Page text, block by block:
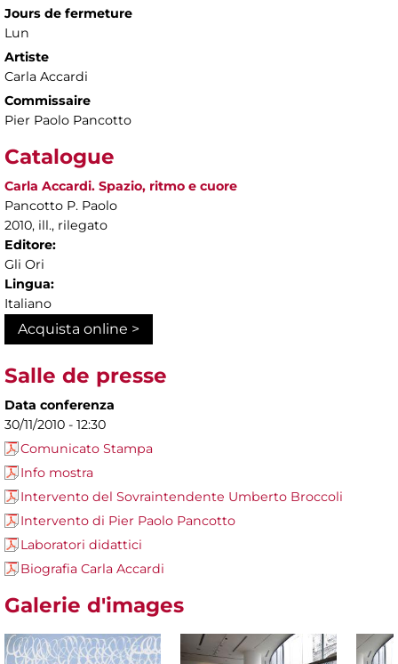
Jours de fermeture
Lun
Artiste
Carla Accardi
Commissaire
Pier Paolo Pancotto
Catalogue
Carla Accardi. Spazio, ritmo e cuore
Pancotto P. Paolo
2010, ill., rilegato
Editore:
Gli Ori
Lingua:
Italiano
Acquista online >
Salle de presse
Data conferenza
30/11/2010 - 12:30
Comunicato Stampa
Info mostra
Intervento del Sovraintendente Umberto Broccoli
Intervento di Pier Paolo Pancotto
Laboratori didattici
Biografia Carla Accardi
Galerie d'images